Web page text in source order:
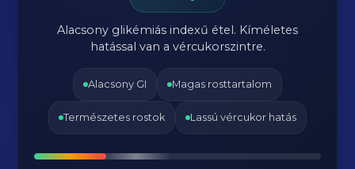
Alacsony glikémiás indexű étel. Kíméletes
hatással van a vércukorszintre.
Alacsony GI Magas rosttartalom
Természetes rostok Lassú vércukor hatás